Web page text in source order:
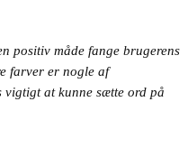
positiv måde fange brugerens
farver er nogle af
vigtigt at kunne sætte ord på